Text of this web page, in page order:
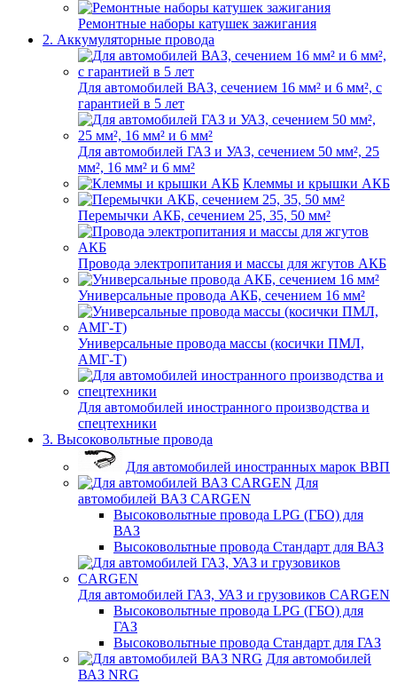
Ремонтные наборы катушек зажигания
2. Аккумуляторные провода
Для автомобилей ВАЗ, сечением 16 мм² и 6 мм², с
гарантией в 5 лет
Для автомобилей ГАЗ и УАЗ, сечением 50 мм², 25
мм², 16 мм² и 6 мм²
Клеммы и крышки АКБ
Перемычки АКБ, сечением 25, 35, 50 мм²
Провода электропитания и массы для жгутов АКБ
Универсальные провода АКБ, сечением 16 мм²
Универсальные провода массы (косички ПМЛ,
АМГ-Т)
Для автомобилей иностранного производства и
спецтехники
3. Высоковольтные провода
Для автомобилей иностранных марок ВВП
Для
автомобилей ВАЗ CARGEN
Высоковольтные провода LPG (ГБО) для
ВАЗ
Высоковольтные провода Стандарт для ВАЗ
Для автомобилей ГАЗ, УАЗ и грузовиков CARGEN
Высоковольтные провода LPG (ГБО) для
ГАЗ
Высоковольтные провода Стандарт для ГАЗ
Для автомобилей
ВАЗ NRG